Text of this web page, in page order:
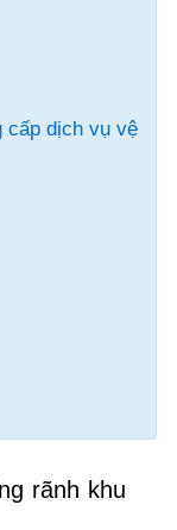
cấp dịch vụ vệ
rãnh khu